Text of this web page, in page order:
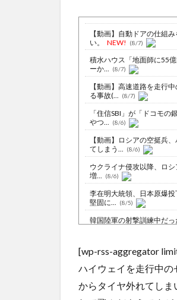
【動画】自動ドアの仕組
い。
NEW! (8/7)
積水ハウス「地面師に55
ーか... (8/7)
【動画】高速道路を走行
る事故(... (8/7)
「住信SBI」が「ドコモ
やつ... (8/6)
【動画】ロシアの空挺兵
てしまう... (8/6)
ウクライナ侵攻以降、ロ
増... (8/6)
李在明大統領、日本原爆
堅固に... (8/5)
韓国陸軍の射撃訓練中だ
【動画】移民ベトナム女
ｗｗｗｗ... NEW! (8/7)
【悲報】菊地亜美さん、
ｗｗｗｗ... NEW! (8/7)
[wp-rss-aggregator
ハイウェイを走行中
からタイヤ外れてし